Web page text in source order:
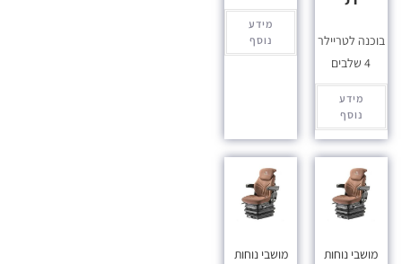
בוכנה לטריילר
מידע
נוסף
מידע
נוסף
מושבי נוחות מושבי נוחות